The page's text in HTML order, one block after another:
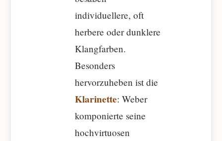
individuellere, oft
herbere oder dunklere
Klangfarben.
Besonders
hervorzuheben ist die
Klarinette: Weber
komponierte seine
hochvirtuosen